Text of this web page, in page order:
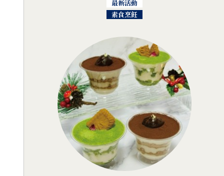
最新活動
素食烹飪